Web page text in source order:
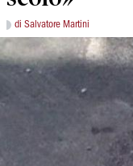
di Salvatore Martini